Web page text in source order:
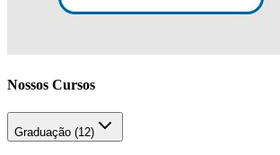
Nossos Cursos
Graduação (12)